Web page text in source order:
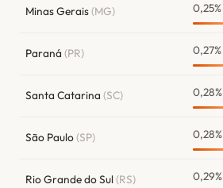
Minas Gerais(MG) 0,25%
Paraná (PR) 0,27%
Santa Catarina (SC) 0,28%
São Paulo(SP) 0,28%
Rio Grande do Sul(RS) 0,29%